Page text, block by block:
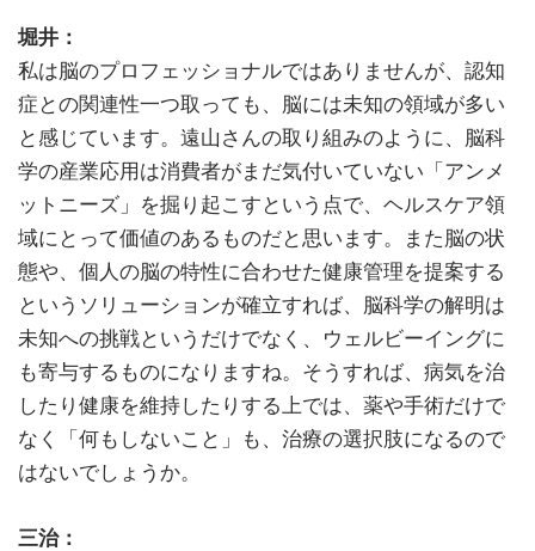
堀井：
私は脳のプロフェッショナルではありませんが、認知
症との関連性一つ取っても、脳には未知の領域が多い
と感じています。遠山さんの取り組みのように、脳科
学の産業応用は消費者がまだ気付いていない「アンメ
ットニーズ」を掘り起こすという点で、ヘルスケア領
域にとって価値のあるものだと思います。また脳の状
態や、個人の脳の特性に合わせた健康管理を提案する
というソリューションが確立すれば、脳科学の解明は
未知への挑戦というだけでなく、ウェルビーイングに
も寄与するものになりますね。そうすれば、病気を治
したり健康を維持したりする上では、薬や手術だけで
なく「何もしないこと」も、治療の選択肢になるので
はないでしょうか。
三治：